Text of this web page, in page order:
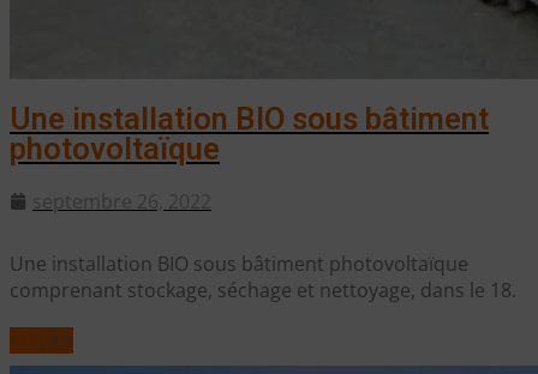
Une installation BIO sous bâtiment
photovoltaïque
septembre 26, 2022
Une installation BIO sous bâtiment photovoltaïque
comprenant stockage, séchage et nettoyage, dans le 18.
Lire